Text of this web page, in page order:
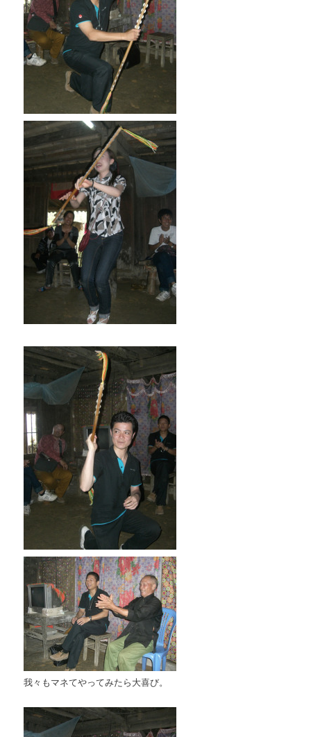
我々もマネてやってみたら大喜び。